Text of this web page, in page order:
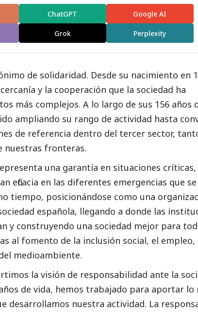
ChatGPT Google AI
Grok Perplexity
de solidaridad. Desde su nacimiento en
y la cooperación que la sociedad ha
más complejos. A lo largo de sus 156 años
ampliando su rango de actividad hasta
de referencia dentro del tercer sector,
nuestras fronteras.
una garantía en situaciones críticas,
eficacia en las diferentes emergencias que
tiempo, posicionándose como una
española, llegando a donde las
y construyendo una sociedad mejor para
al fomento de la inclusión social, el empleo,
medioambiente.
la visión de responsabilidad ante la
de vida, hemos trabajado para aportar lo
desarrollamos nuestra actividad. La